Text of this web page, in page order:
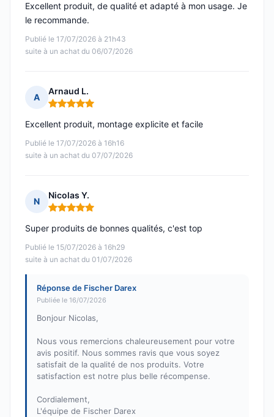
Publié le 17/07/2026 à 21h43
suite à un achat du 06/07/2026
Excellent produit, de qualité et adapté à mon usage. Je
le recommande.
A
Arnaud L.
Note : 5 sur 5
Publié le 17/07/2026 à 16h16
suite à un achat du 07/07/2026
Excellent produit, montage explicite et facile
N
Nicolas Y.
Note : 5 sur 5
Publié le 15/07/2026 à 16h29
suite à un achat du 01/07/2026
Super produits de bonnes qualités, c'est top
Réponse de Fischer Darex
Publiée le 16/07/2026
Bonjour Nicolas,
Nous vous remercions chaleureusement pour votre
avis positif. Nous sommes ravis que vous soyez
satisfait de la qualité de nos produits. Votre
satisfaction est notre plus belle récompense.
Cordialement,
L'équipe de Fischer Darex